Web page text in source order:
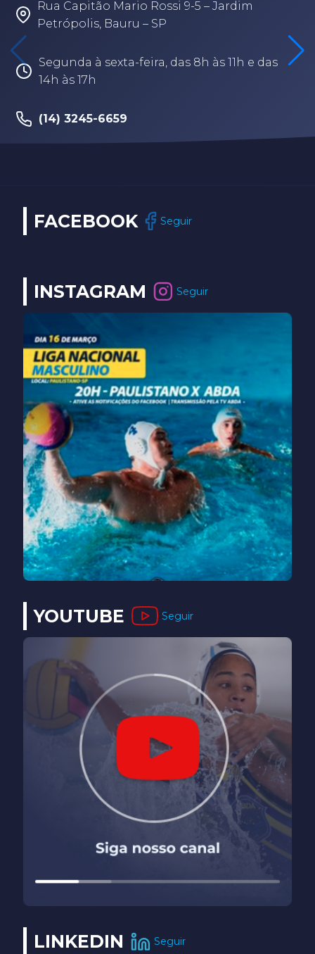
11h e das
Rua Fabio Geraldo, 2-12 – Jardim
Branca – Bauru/SP
Segunda à sexta-feira, das 8h às
FACEBOOK Seguir
INSTAGRAM Seguir
YOUTUBE Seguir
LINKEDIN Seguir